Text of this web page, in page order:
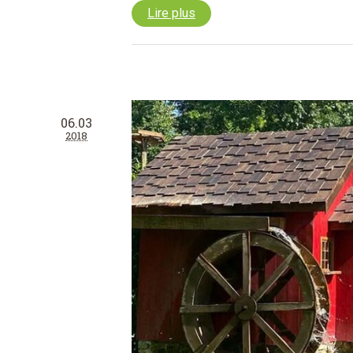
Lire plus
06.03
2018